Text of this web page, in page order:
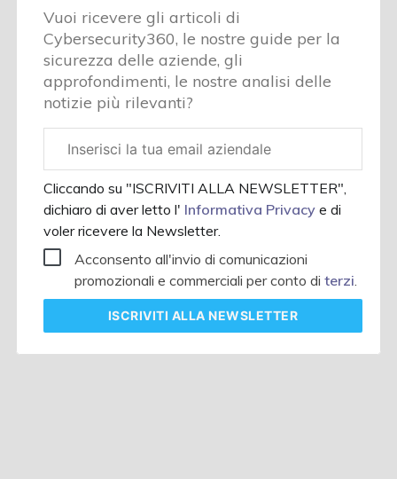
Vuoi ricevere gli articoli di
Cybersecurity360, le nostre guide per la
sicurezza delle aziende, gli
approfondimenti, le nostre analisi delle
notizie più rilevanti?
aziendale
Cliccando su "ISCRIVITI ALLA NEWSLETTER",
dichiaro di aver letto l' Informativa Privacye di
voler ricevere la Newsletter.
Acconsento all'invio di comunicazioni
promozionali e commerciali per conto diterzi.
ISCRIVITI ALLA NEWSLETTER